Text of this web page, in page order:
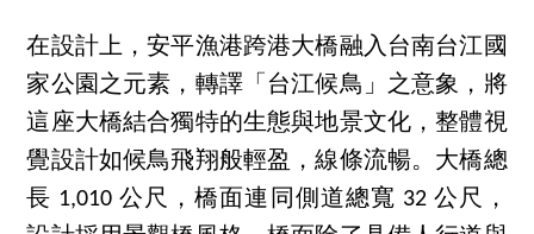
在設計上，安平漁港跨港大橋融入台南台江國
家公園之元素，轉譯「台江候鳥」之意象，將
這座大橋結合獨特的生態與地景文化，整體視
覺設計如候鳥飛翔般輕盈，線條流暢。大橋總
長 1,010 公尺，橋面連同側道總寬 32 公尺，